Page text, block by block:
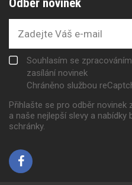
Souhlasím se
zasílání novinek
Chráněno službou
Přihlašte se pro odběr novinek
a naše nejlepší slevy a
schránky.